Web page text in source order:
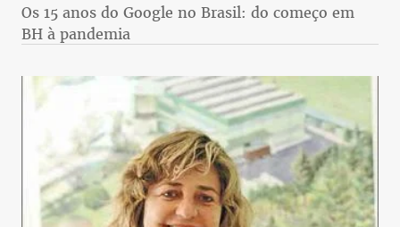
Os 15 anos do Google no Brasil: do começo em
BH à pandemia